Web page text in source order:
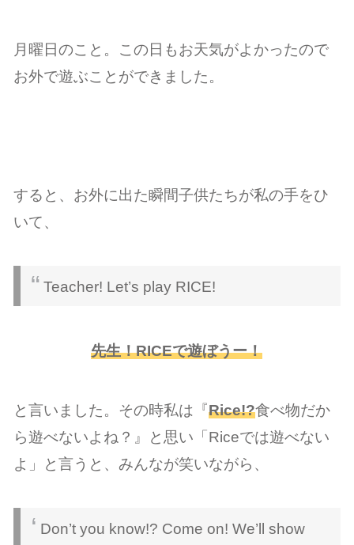
月曜日のこと。この日もお天気がよかったので
お外で遊ぶことができました。
すると、お外に出た瞬間子供たちが私の手をひ
いて、
Teacher! Let’s play RICE!
先生！RICEで遊ぼうー！
と言いました。その時私は『Rice!?食べ物だか
ら遊べないよね？』と思い「Riceでは遊べない
よ」と言うと、みんなが笑いながら、
Don’t you know!? Come on! We’ll show